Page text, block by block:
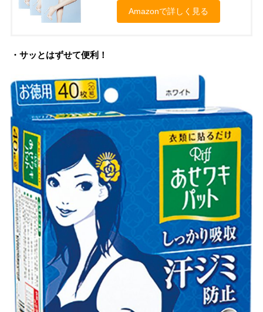
Amazonで詳しく見る
・サッとはずせて便利！